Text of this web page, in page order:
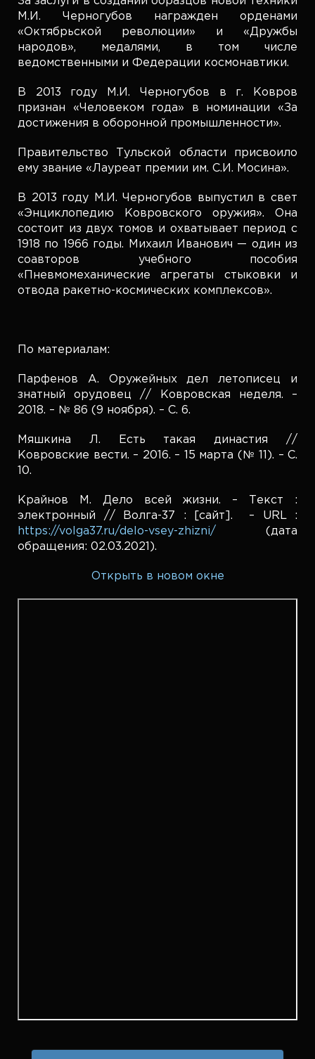
М.И. Черногубов награжден орденами
«Октябрьской революции» и «Дружбы
народов», медалями, в том числе
ведомственными и Федерации космонавтики.
В 2013 году М.И. Черногубов в г. Ковров
признан «Человеком года» в номинации «За
достижения в оборонной промышленности».
Правительство Тульской области присвоило
ему звание «Лауреат премии им. С.И. Мосина».
В 2013 году М.И. Черногубов выпустил в свет
«Энциклопедию Ковровского оружия». Она
состоит из двух томов и охватывает период с
1918 по 1966 годы. Михаил Иванович — один из
соавторов учебного пособия
«Пневмомеханические агрегаты стыковки и
отвода ракетно-космических комплексов».
По материалам:
Парфенов А. Оружейных дел летописец и
знатный орудовец // Ковровская неделя. –
2018. – № 86 (9 ноября). – С. 6.
Мяшкина Л. Есть такая династия //
Ковровские вести. – 2016. – 15 марта (№ 11). – С.
10.
Крайнов М. Дело всей жизни. – Текст :
электронный // Волга-37 : [сайт]. – URL :
https://volga37.ru/delo-vsey-zhizni/ (дата
обращения: 02.03.2021).
Открыть в новом окне